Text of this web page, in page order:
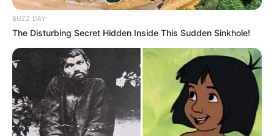
BUZZ DAY
The Disturbing Secret Hidden Inside This Sudden Sinkhole!